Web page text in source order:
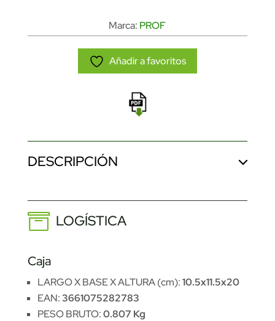
Marca: PROF
Añadir a favoritos
DESCRIPCIÓN
LOGÍSTICA
Caja
LARGO X BASE X ALTURA (cm):10.5x11.5x20
EAN:3661075282783
PESO BRUTO:0.807 Kg